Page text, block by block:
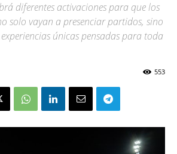
diferentes activaciones para que los
solo vayan a presenciar partidos, sino
únicas pensadas para toda
553